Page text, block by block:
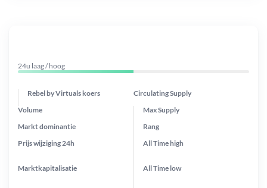
24u laag / hoog
Rebel by Virtuals koers Circulating Supply
Prijs wijziging 24h
Max Supply
Markt dominantie
Marktkapitalisatie
Volume
Rang
All Timehigh
All Time low